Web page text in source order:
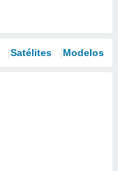
Satélites Modelos